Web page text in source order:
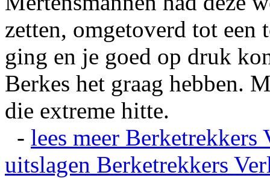
zetten, omgetoverd tot
ging en je goed op druk
Berkes het graag hebben.
die extreme hitte.
- lees meer Berketrekkers
uitslagen Berketrekkers